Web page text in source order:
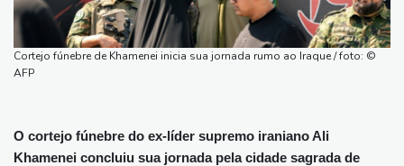
Chega ao fim erupção do Vulcão de Fogo na Guatemala, após
evacuação em massa
Com vários reservas, PSG perde (3-0) amistoso contra o
Cortejo fúnebre de Khamenei inicia sua jornada rumo ao Iraque / foto: ©
AFP
O cortejo fúnebre do ex-líder supremo iraniano Ali
Khamenei concluiu sua jornada pela cidade sagrada de